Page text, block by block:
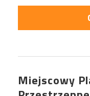
Miejscowy